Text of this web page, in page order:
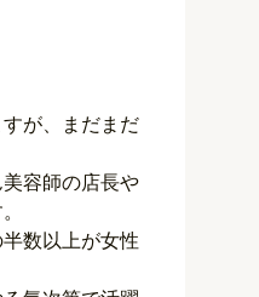
が、まだまだ
容師の店長や
数以上が女性